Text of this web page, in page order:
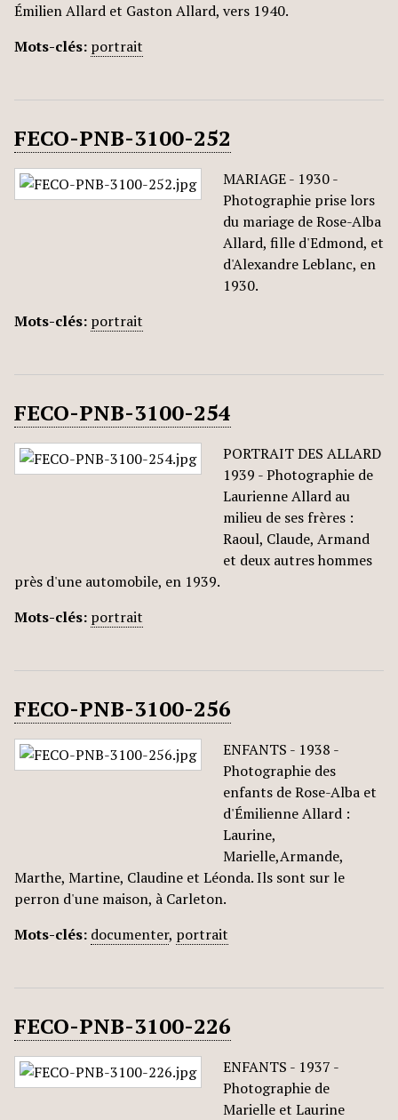
Émilien Allard et Gaston Allard, vers 1940.
Mots-clés: portrait
FECO-PNB-3100-252
MARIAGE - 1930 -
Photographie prise lors
du mariage de Rose-Alba
Allard, fille d'Edmond, et
d'Alexandre Leblanc, en
1930.
Mots-clés: portrait
FECO-PNB-3100-254
PORTRAIT DES ALLARD
1939 - Photographie de
Laurienne Allard au
milieu de ses frères :
Raoul, Claude, Armand
et deux autres hommes
près d'une automobile, en 1939.
Mots-clés: portrait
FECO-PNB-3100-256
ENFANTS - 1938 -
Photographie des
enfants de Rose-Alba et
d'Émilienne Allard :
Laurine,
Marielle,Armande,
Marthe, Martine, Claudine et Léonda. Ils sont sur le
perron d'une maison, à Carleton.
Mots-clés: documenter, portrait
FECO-PNB-3100-226
ENFANTS - 1937 -
Photographie de
Marielle et Laurine